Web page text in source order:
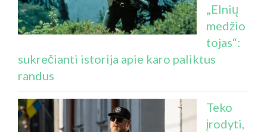
„Elnių
medžio
tojas“:
sukrečianti istorija apie karo paliktus
randus
Teko
įrodyti,